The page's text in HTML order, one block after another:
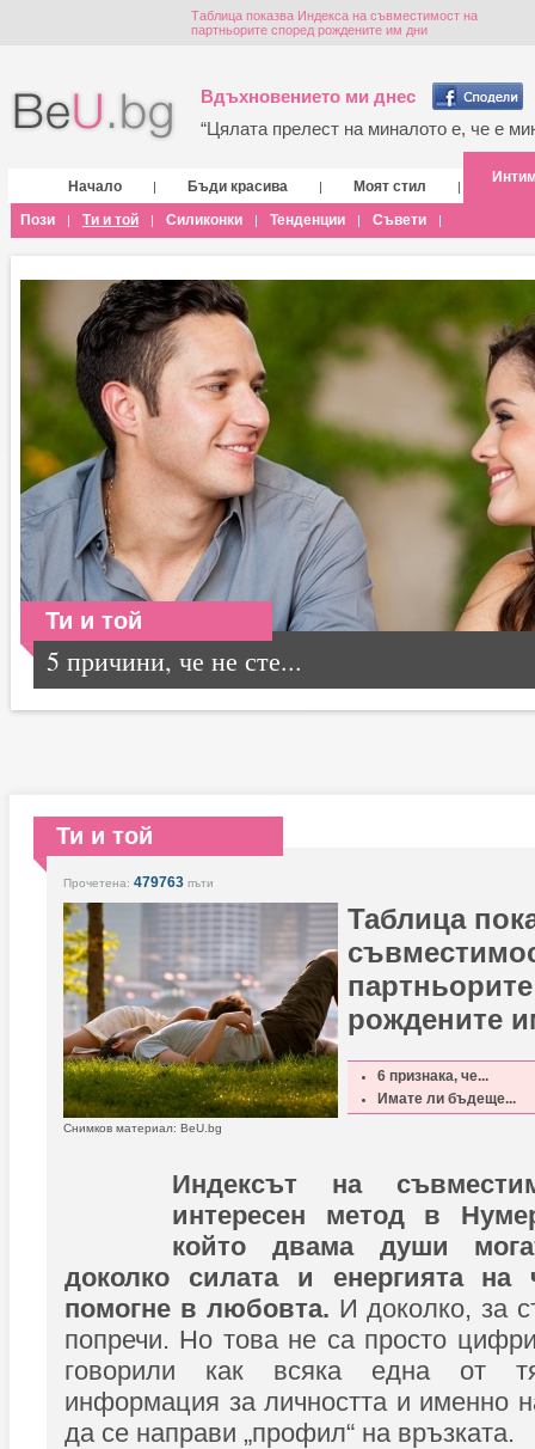
Таблица показва Индекса на съвместимост на
партньорите според рождените им дни
Вдъхновението ми днес
“Цялата прелест на миналото е, че е
Начало | Бъди красива | Моят стил |
Пози | Ти и той | Силиконки | Тенденции | Съвети |
Ти и той
5 причини, че не сте...
Ти и той
Прочетена: 479763 пъти
Таблица
рождените
6 признака, че...
Имате ли бъдеще...
Снимков материал: BeU.bg
Индексът на
интересен метод в
който двама души
доколко силата и енергията
помогне в любовта. И доколко, за
попречи. Но това не са просто
говорили как всяка една от
информация за личността и именно
да се направи „профил“ на връзката.